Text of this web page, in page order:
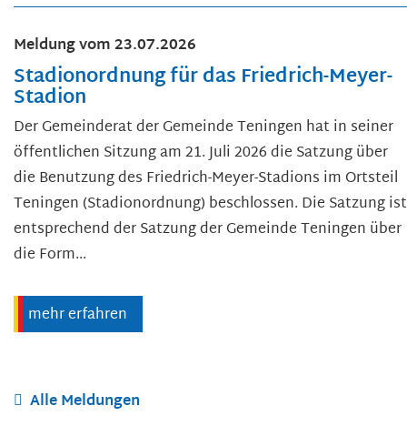
Meldung vom23.07.2026
Stadionordnung für das Friedrich-Meyer-
Stadion
Der Gemeinderat der Gemeinde Teningen hat in seiner
öffentlichen Sitzung am 21. Juli 2026 die Satzung über
die Benutzung des Friedrich-Meyer-Stadions im Ortsteil
Teningen (Stadionordnung) beschlossen. Die Satzung ist
entsprechend der Satzung der Gemeinde Teningen über
die Form...
mehr erfahren
Alle Meldungen